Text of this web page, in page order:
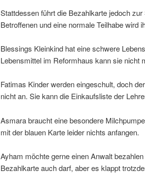
Stattdessen führt die Bezahlkarte jedoch
Betroffenen und eine normale Teilhabe wird
Blessings Kleinkind hat eine schwere
Lebensmittel im Reformhaus kann sie nicht
Fatimas Kinder werden eingeschult, doch
nicht an. Sie kann die Einkaufsliste der
Asmara braucht eine besondere
mit der blauen Karte leider nichts anfangen.
Ayham möchte gerne einen Anwalt
Bezahlkarte auch darf, aber es klappt